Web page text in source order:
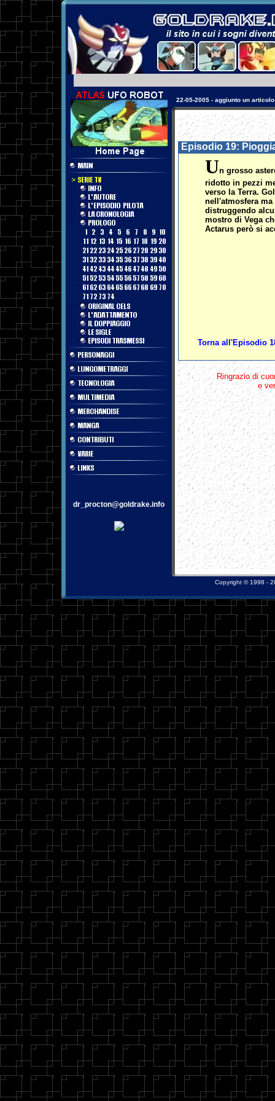
dr_procton@goldrake.info
17-08-2003 - aggiunta una
Episodio 19:
Un grosso
ridotto in pezzi
verso la Terra.
nell'atmosfera
distruggendo
mostro di Vega
Actarus però si
Torna all'Episodio
Ringrazio di
e
Copyright © 1998 -